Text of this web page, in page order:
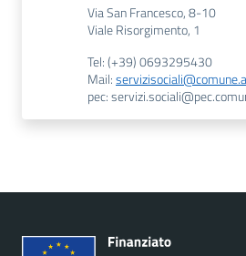
Via San Francesco, 8-10
Viale Risorgimento, 1
Tel: (+39) 0693295430
Mail:
pec: